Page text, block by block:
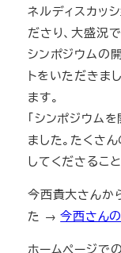
ネルディスカッ
ださり、大盛況で
シンポジウムの
トをいただきま
ます。
「シンポジウム
ました。たくさ
してくださるこ
今西貴大さんか
た →今西さん
ホームページで